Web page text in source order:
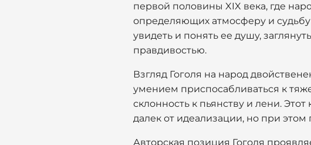
первой половины XIX века, где
определяющих атмосферу и судьбу
увидеть и понять ее душу,
правдивостью.
Взгляд Гоголя на народ
умением приспосабливаться к
склонность к пьянству и лени.
далек от идеализации, но при
Авторская позиция Гоголя